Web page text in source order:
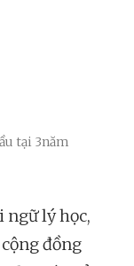
tại 3năm
ngữ lý học,
đồng